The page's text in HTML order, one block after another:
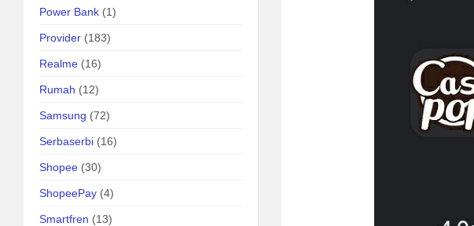
Power Bank (1)
Provider (183)
Realme (16)
Rumah (12)
Samsung (72)
Serbaserbi (16)
Shopee (30)
ShopeePay (4)
Smartfren (13)